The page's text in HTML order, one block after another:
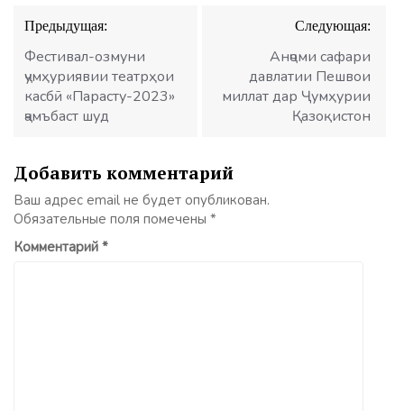
Навигация
по
записям
Предыдущая:
Фестивал-озмуни
ҷумҳуриявии театрҳои
касбӣ «Парасту-2023»
ҷамъбаст шуд
Следующая:
Анҷоми сафари
давлатии Пешвои
миллат дар Ҷумҳурии
Қазоқистон
Добавить комментарий
Ваш адрес email не будет опубликован.
Обязательные поля помечены *
Комментарий *